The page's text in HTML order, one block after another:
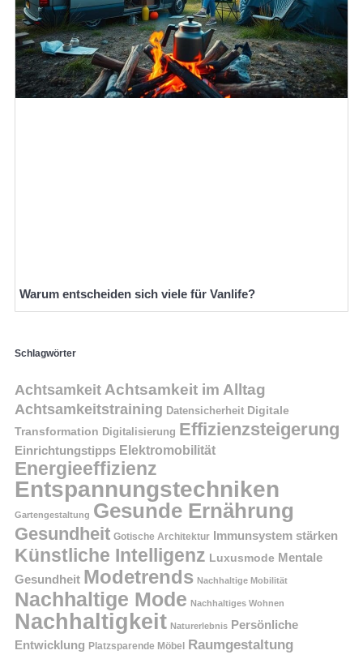
Warum entscheiden sich viele für Vanlife?
Schlagwörter
Achtsamkeit Achtsamkeit im Alltag
Achtsamkeitstraining Datensicherheit Digitale
Transformation Digitalisierung Effizienzsteigerung
Einrichtungstipps Elektromobilität
Energieeffizienz
Entspannungstechniken
Gartengestaltung Gesunde Ernährung
Gesundheit Gotische Architektur Immunsystem stärken
Künstliche Intelligenz Luxusmode Mentale
Gesundheit Modetrends Nachhaltige Mobilität
Nachhaltige Mode Nachhaltiges Wohnen
Nachhaltigkeit Naturerlebnis Persönliche
Entwicklung Platzsparende Möbel Raumgestaltung